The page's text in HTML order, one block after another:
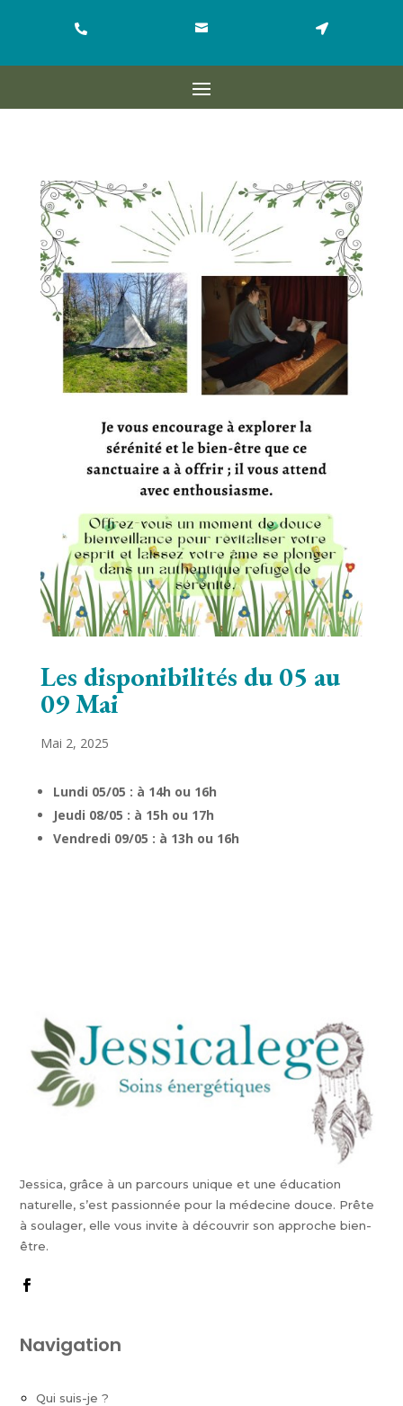
  
Les disponibilités du 05 au
09 Mai
Mai 2, 2025
Lundi 05/05 : à 14h ou 16h
Jeudi 08/05 : à 15h ou 17h
Vendredi 09/05 : à 13h ou 16h
Jessica, grâce à un parcours unique et une éducation
naturelle, s’est passionnée pour la médecine douce. Prête
à soulager, elle vous invite à découvrir son approche bien-
être.
Navigation
Qui suis-je ?